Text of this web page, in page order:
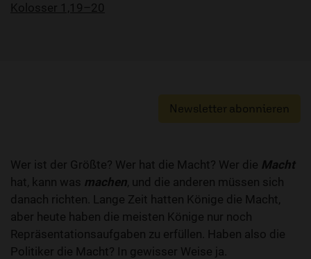
Kolosser 1,19–20
Newsletter abonnieren
Wer ist der Größte? Wer hat die Macht? Wer die Macht
hat, kann was machen, und die anderen müssen sich
danach richten. Lange Zeit hatten Könige die Macht,
aber heute haben die meisten Könige nur noch
Repräsentationsaufgaben zu erfüllen. Haben also die
Politiker die Macht? In gewisser Weise ja.